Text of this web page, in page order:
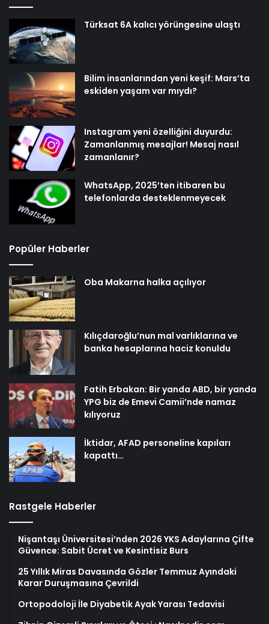
Türksat 6A kalıcı yörüngesine ulaştı
Bilim insanlarından yeni keşif: Mars’ta
eskiden yaşam var mıydı?
Instagram yeni özelliğini duyurdu:
Zamanlanmış mesajlar! Mesaj nasıl
zamanlanır?
WhatsApp, 2025’ten itibaren bu
telefonlarda desteklenmeyecek
Popüler Haberler
Oba Makarna halka açılıyor
Kılıçdaroğlu’nun mal varlıklarına ve
banka hesaplarına haciz konuldu
Fatih Erbakan: Bir yanda ABD, bir yanda
YPG biz de Emevi Camii’nde namaz
kılıyoruz
İktidar, AFAD personeline kapıları
kapattı…
Rastgele Haberler
Nişantaşı Üniversitesi’nden 2026 YKS Adaylarına Çifte
Güvence: Sabit Ücret ve Kesintisiz Burs
25 Yıllık Miras Davasında Gözler Temmuz Ayındaki
Karar Duruşmasına Çevrildi
Ortopodoloji İle Diyabetik Ayak Yarası Tedavisi